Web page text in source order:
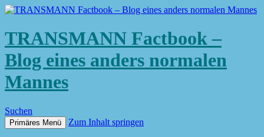
TRANSMANN Factbook –
Blog eines anders normalen
Mannes
Suchen
Primäres Menü Zum Inhalt springen